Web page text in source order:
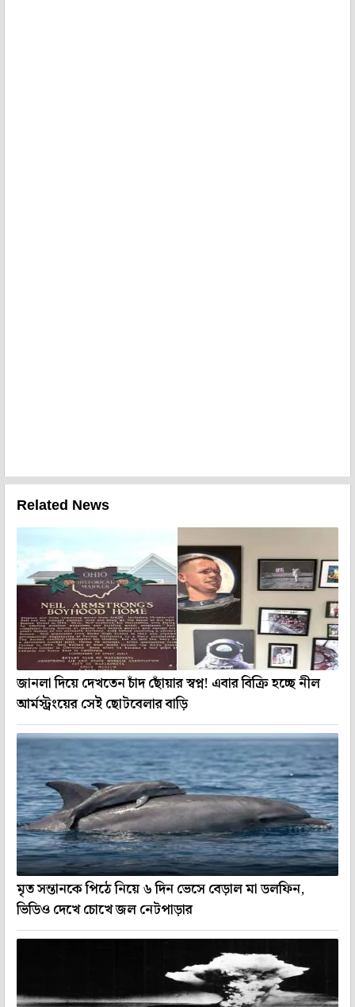
Related News
জানলা দিয়ে দেখতেন চাঁদ ছোঁয়ার স্বপ্ন! এবার বিক্রি হচ্ছে নীল
আর্মস্ট্রংয়ের সেই ছোটবেলার বাড়ি
মৃত সন্তানকে পিঠে নিয়ে ৬ দিন ভেসে বেড়াল মা ডলফিন,
ভিডিও দেখে চোখে জল নেটপাড়ার